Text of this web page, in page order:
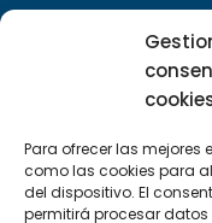
Para ofrecer las mejores
como las cookies para
del dispositivo. El
permitirá procesar
29590